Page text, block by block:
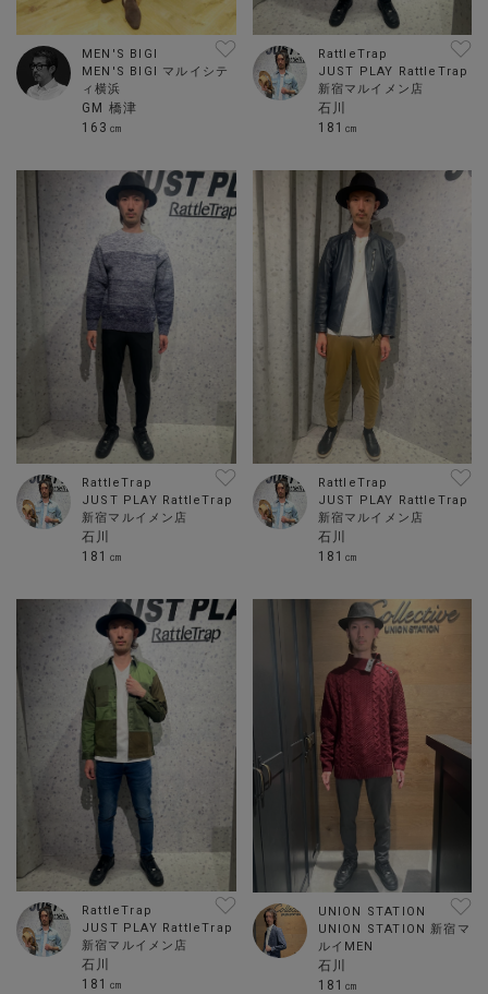
MEN'S BIGI
MEN'S BIGI マルイシテ
ィ横浜
GM 橋津
163㎝
RattleTrap
JUST PLAY RattleTrap
新宿マルイメン店
石川
181㎝
RattleTrap
JUST PLAY RattleTrap
新宿マルイメン店
石川
181㎝
RattleTrap
JUST PLAY RattleTrap
新宿マルイメン店
石川
181㎝
RattleTrap
JUST PLAY RattleTrap
新宿マルイメン店
石川
181㎝
UNION STATION
UNION STATION 新宿マ
ルイMEN
石川
181㎝